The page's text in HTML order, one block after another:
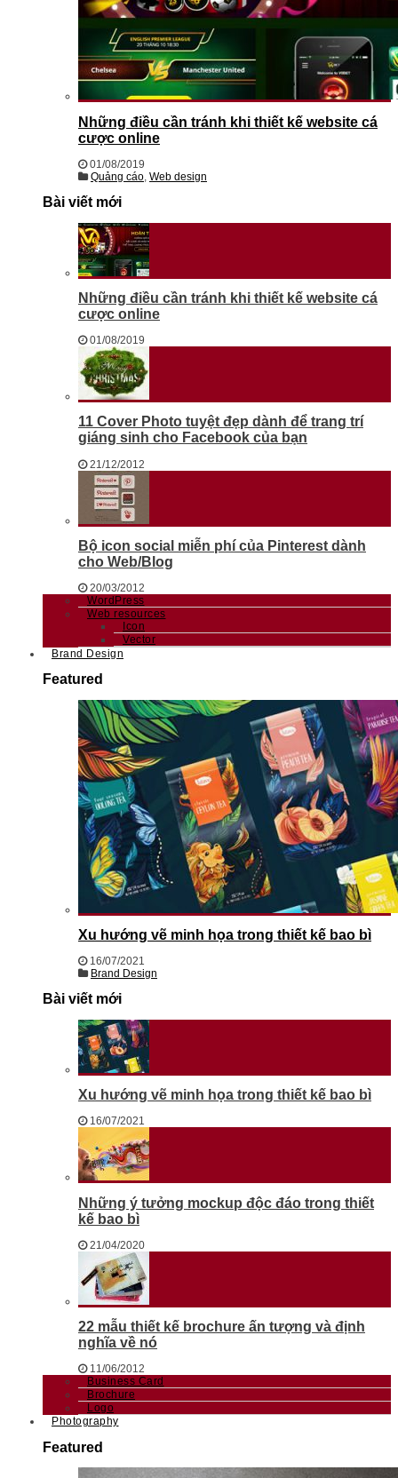
Những điều cần tránh khi thiết kế website cá
cược online
01/08/2019
Quảng cáo, Web design
Bài viết mới
Những điều cần tránh khi thiết kế website cá
cược online
01/08/2019
11 Cover Photo tuyệt đẹp dành để trang trí
giáng sinh cho Facebook của bạn
21/12/2012
Bộ icon social miễn phí của Pinterest dành
cho Web/Blog
20/03/2012
WordPress
Web resources
Icon
Vector
Brand Design
Featured
Xu hướng vẽ minh họa trong thiết kế bao bì
16/07/2021
Brand Design
Bài viết mới
Xu hướng vẽ minh họa trong thiết kế bao bì
16/07/2021
Những ý tưởng mockup độc đáo trong thiết
kế bao bì
21/04/2020
22 mẫu thiết kế brochure ấn tượng và định
nghĩa về nó
11/06/2012
Business Card
Brochure
Logo
Photography
Featured